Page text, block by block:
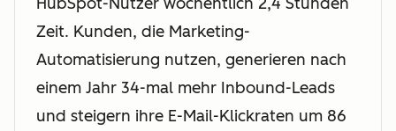
Zeit. Kunden, die Marketing-
Automatisierung nutzen, generieren nach
einem Jahr 34-mal mehr Inbound-Leads
und steigern ihre E-Mail-Klickraten um 86